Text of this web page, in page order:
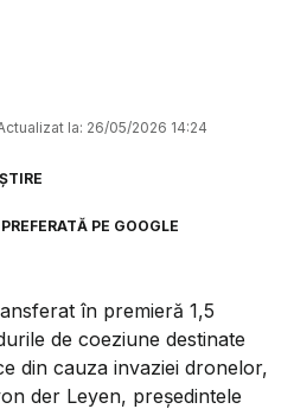
la: 26/05/2026 14:24
PE GOOGLE
în premieră 1,5
de coeziune destinate
din cauza invaziei dronelor,
der Leyen, președintele